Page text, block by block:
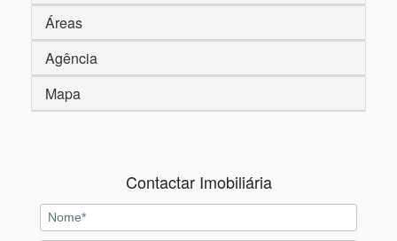
Áreas
Agência
Mapa
Contactar Imobiliária